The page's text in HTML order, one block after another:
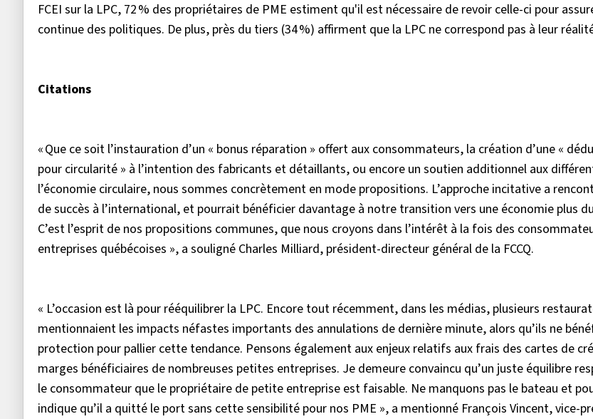
FCEI sur la LPC, 72 % des propriétaires de PME estiment qu'il est nécessaire de revoir celle-ci pour
continue des politiques. De plus, près du tiers (34 %) affirment que la LPC ne correspond pas à leur
Citations
« Que ce soit l’instauration d’un « bonus réparation » offert aux consommateurs, la création d’une «
pour circularité » à l’intention des fabricants et détaillants, ou encore un soutien additionnel aux
l’économie circulaire, nous sommes concrètement en mode propositions. L’approche incitative a
de succès à l’international, et pourrait bénéficier davantage à notre transition vers une économie plus
C’est l’esprit de nos propositions communes, que nous croyons dans l’intérêt à la fois des
entreprises québécoises », a souligné Charles Milliard, président-directeur général de la FCCQ.
« L’occasion est là pour rééquilibrer la LPC. Encore tout récemment, dans les médias, plusieurs
mentionnaient les impacts néfastes importants des annulations de dernière minute, alors qu’ils ne
protection pour pallier cette tendance. Pensons également aux enjeux relatifs aux frais des cartes de
marges bénéficiaires de nombreuses petites entreprises. Je demeure convaincu qu’un juste équilibre
le consommateur que le propriétaire de petite entreprise est faisable. Ne manquons pas le bateau et
indique qu’il a quitté le port sans cette sensibilité pour nos PME », a mentionné François Vincent, vice-